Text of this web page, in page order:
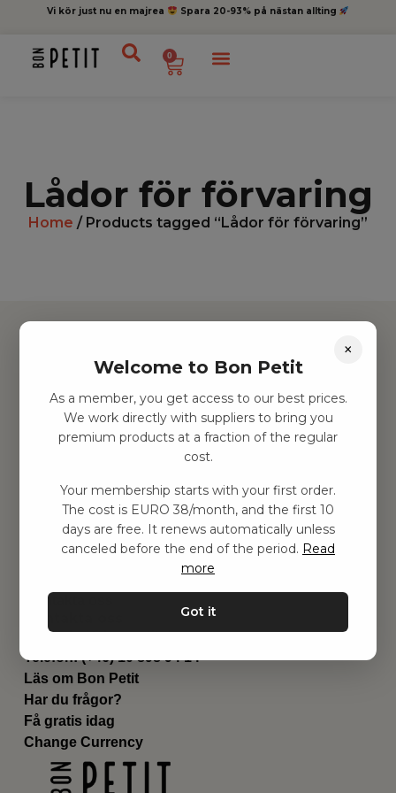
Vi kör just nu en majrea Spara 20-93% på nästan allting
0
Lådor för förvaring
Home / Products tagged “Lådor för förvaring”
Hitta inspiration
Leksaker
Barnrummet
Utrustning
Genvägar
Om oss
Leverans
Privat policy
Kontakta oss
Email:hej@bonpetit.de
Telefon: (+46) 10 898 94 14
Läs om Bon Petit
Har du frågor?
Få gratis idag
Change Currency
×
Welcome to Bon Petit
As a member, you get access to our best prices.
We work directly with suppliers to bring you
premium products at a fraction of the regular
cost.
Your membership starts with your first order.
The cost is EURO 38/month, and the first 10
days are free. It renews automatically unless
canceled before the end of the period. Read
more
Got it